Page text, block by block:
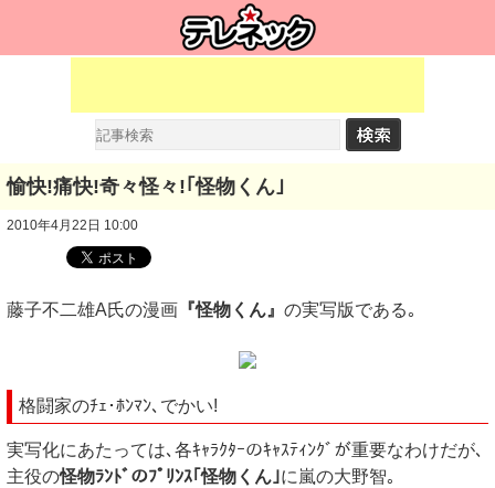
愉快!痛快!奇々怪々!｢怪物くん｣
2010年4月22日 10:00
藤子不二雄A氏の漫画 『怪物くん』 の実写版である｡
格闘家のﾁｪ･ﾎﾝﾏﾝ､でかい!
実写化にあたっては､各ｷｬﾗｸﾀｰのｷｬｽﾃｨﾝｸﾞが重要なわけだが､
主役の怪物ﾗﾝﾄﾞのﾌﾟﾘﾝｽ｢怪物くん｣に嵐の大野智｡